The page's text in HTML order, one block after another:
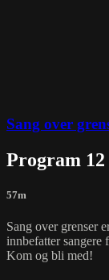
Sang over
Program 12
57m
Sang over grenser
innbefatter sangere
Kom og bli med!